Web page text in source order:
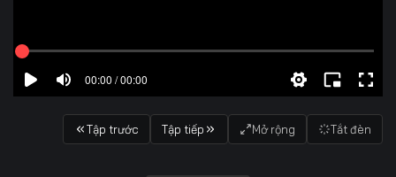
00:00 / 00:00
Tập trước Tập tiếp Mở rộng Tắt đèn